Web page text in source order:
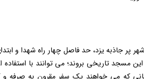
پر جاذبه یزد، حد فاصل چهار راه شهدا و
تاریخی بروند؛ می توانند با استفاده از
که می خواهند یک سفر مقرون به صرفه و